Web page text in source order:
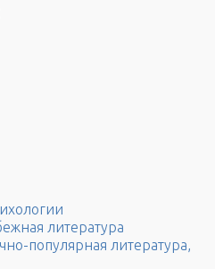
литература
популярная литература,